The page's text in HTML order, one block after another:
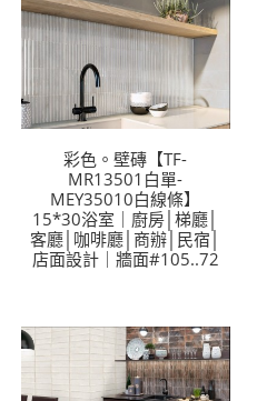
彩色。壁磚【TF-
MR13501白單-
MEY35010白線條】
15*30浴室｜廚房│梯廳│
客廳│咖啡廳│商辦│民宿│
店面設計｜牆面#105..72